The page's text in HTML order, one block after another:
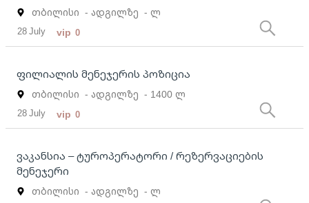
თბილისი - ადგილზე - ლ
28 July vip 0
ფილიალის მენეჯერის პოზიცია
თბილისი - ადგილზე - 1400 ლ
28 July vip 0
ვაკანსია – ტუროპერატორი / რეზერვაციების
მენეჯერი
თბილისი - ადგილზე - ლ